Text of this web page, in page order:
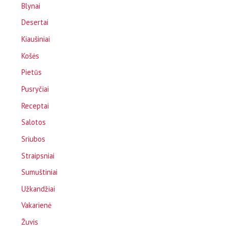
Blynai
Desertai
Kiaušiniai
Košės
Pietūs
Pusryčiai
Receptai
Salotos
Sriubos
Straipsniai
Sumuštiniai
Užkandžiai
Vakarienė
Žuvis